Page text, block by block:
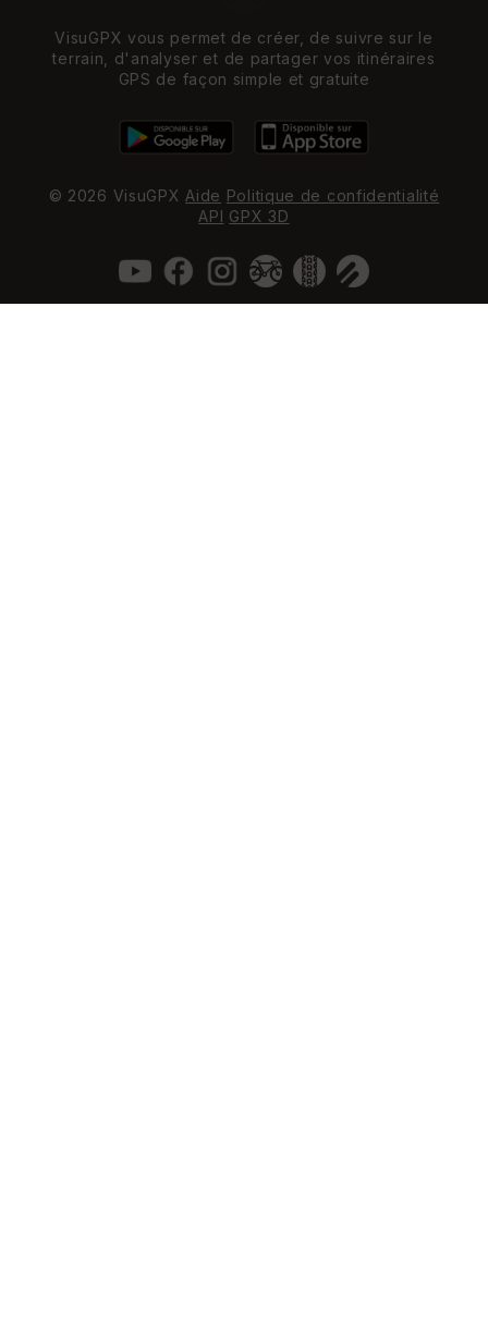
VisuGPX vous permet de créer, de suivre sur le
terrain, d'analyser et de partager vos itinéraires
GPS de façon simple et gratuite
© 2026 VisuGPX Aide Politique de confidentialité
API GPX 3D